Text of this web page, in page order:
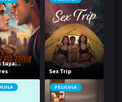
tuya:
Sex Trip
PELICULA